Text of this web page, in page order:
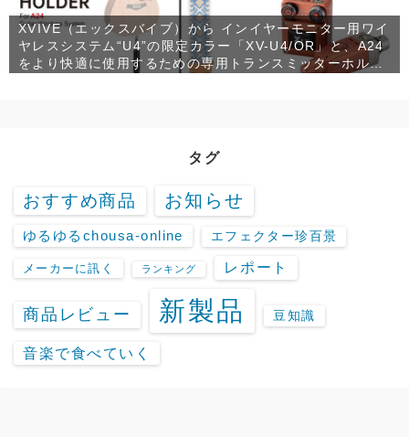
XVIVE（エックスバイブ）から インイヤーモニター用ワイ
ヤレスシステム“U4”の限定カラー「XV-U4/OR」と、A24
をより快適に使用するための専用トランスミッターホルダ
タグ
おすすめ商品 お知らせ
ゆるゆるchousa-online エフェクター珍百景
メーカーに訊く ランキング レポート
商品レビュー 新製品 豆知識
音楽で食べていく